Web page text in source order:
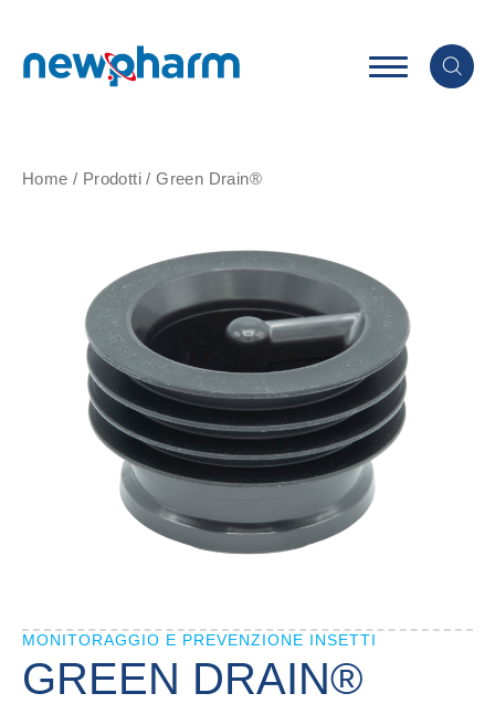
Home / Prodotti /Green Drain®
MONITORAGGIO E PREVENZIONE INSETTI
GREEN DRAIN®